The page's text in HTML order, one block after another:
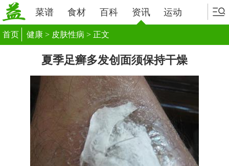
菜谱 食材 百科 资讯 运动
首页 健康 > 皮肤性病 > 正文
夏季足癣多发创面须保持干燥